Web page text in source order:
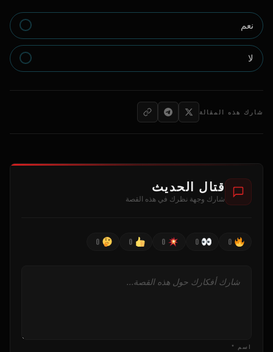
نعم
لا
شارك هذه المقالة
قتال الحديث
شارك وجهة نظرك في هذه القصة
0
0
0
0
0
اسم *